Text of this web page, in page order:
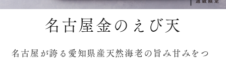
名古屋金のえび天
名古屋が誇る愛知県産天然海老の旨み甘みをつ